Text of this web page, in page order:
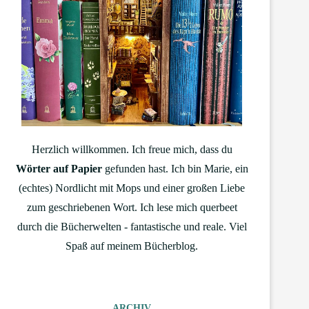
Herzlich willkommen. Ich freue mich, dass du
Wörter auf Papiergefunden hast. Ich bin Marie, ein
(echtes) Nordlicht mit Mops und einer großen Liebe
zum geschriebenen Wort. Ich lese mich querbeet
durch die Bücherwelten - fantastische und reale. Viel
Spaß auf meinem Bücherblog.